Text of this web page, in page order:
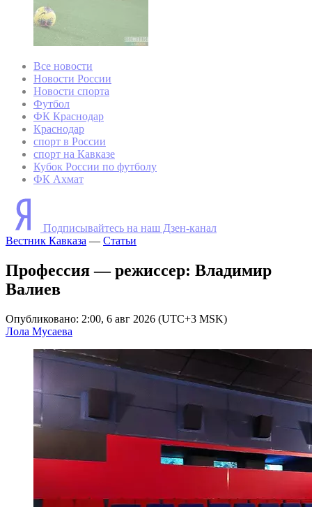
Все новости
Новости России
Новости спорта
Футбол
ФК Краснодар
Краснодар
спорт в России
спорт на Кавказе
Кубок России по футболу
ФК Ахмат
Подписывайтесь на наш Дзен-канал
Вестник Кавказа — Статьи
Профессия — режиссер: Владимир
Валиев
Опубликовано: 2:00, 6 авг 2026 (UTC+3 MSK)
Лола Мусаева